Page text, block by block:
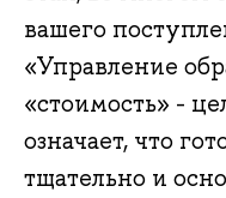
вашего
«Управление
«стоимость» -
означает, что
тщательно и